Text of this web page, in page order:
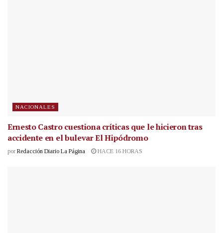
NACIONALES
Ernesto Castro cuestiona críticas que le hicieron tras
accidente en el bulevar El Hipódromo
por Redacción Diario La Página HACE 16 HORAS